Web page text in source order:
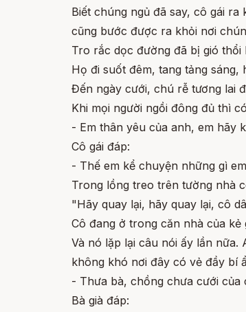
Biết chúng ngủ đã say, cô gái
cũng bước được ra khỏi nơi
Tro rắc dọc đường đã bị gió
Họ đi suốt đêm, tang tảng sáng,
Đến ngày cưới, chú rễ tương lai
Khi mọi người ngồi đông đủ thì
- Em thân yêu của anh, em hãy
Cô gái đáp:
- Thế em kể chuyện những gì
Trong lồng treo trên tường nhà
"Hãy quay lại, hãy quay lại, cô
Cô đang ở trong căn nhà của kẻ
Và nó lặp lại câu nói ấy lần
không khó nơi đây có vẻ đầy bí
- Thưa bà, chồng chưa cưới của
Bà già đáp: